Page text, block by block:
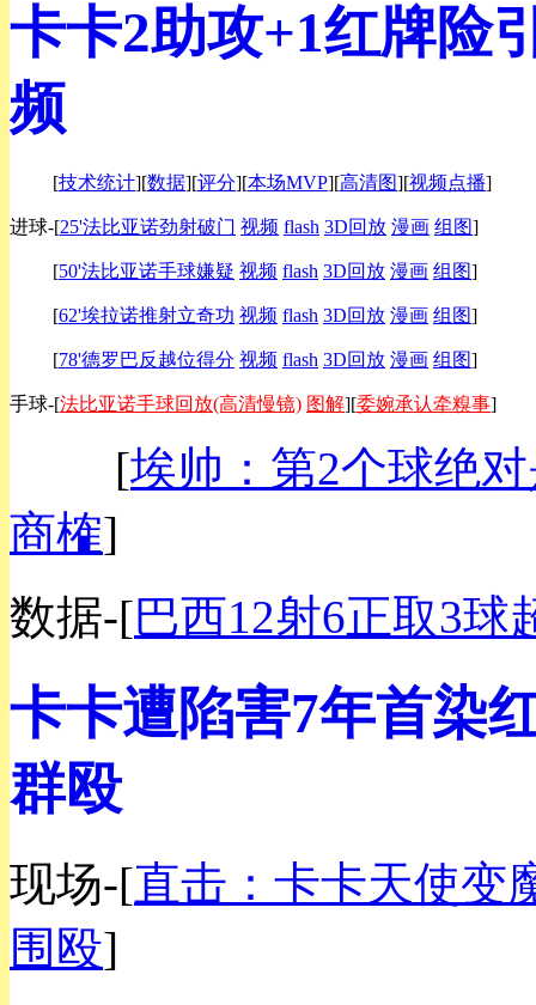
卡卡2助攻+1红牌险
频
[技术统计][数据][评分][本场MVP][高清图][视频点播]
进球-[25'法比亚诺劲射破门 视频 flash 3D回放 漫画 组图]
[50'法比亚诺手球嫌疑 视频 flash 3D回放 漫画 组图]
[62'埃拉诺推射立奇功 视频 flash 3D回放 漫画 组图]
[78'德罗巴反越位得分 视频 flash 3D回放 漫画 组图]
手球-[法比亚诺手球回放(高清慢镜) 图解][委婉承认牵糗事]
[埃帅：第2个球绝
商榷]
数据-[巴西12射6正取3球
卡卡遭陷害7年首染
群殴
现场-[直击：卡卡天使变
围殴]